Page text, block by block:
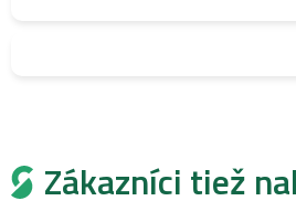
Zákazníci tiež